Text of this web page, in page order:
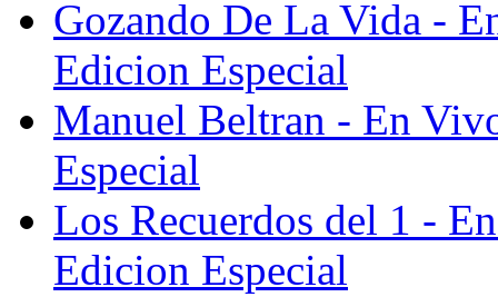
Gozando De La Vida -
Edicion Especial
Manuel Beltran - En
Especial
Los Recuerdos del 1 -
Edicion Especial